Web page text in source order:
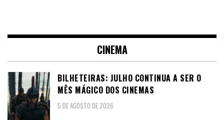
CINEMA
BILHETEIRAS: JULHO CONTINUA A SER O
MÊS MÁGICO DOS CINEMAS
5 DE AGOSTO DE 2026